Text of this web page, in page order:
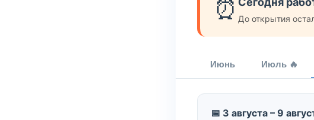
⏰ До открытия
Июнь Июль 🔥
📅 3 августа – 9